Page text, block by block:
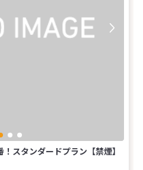
！スタンダードプラン【禁煙】